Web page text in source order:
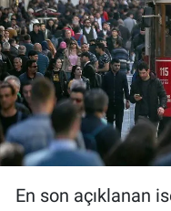
En son açıklanan